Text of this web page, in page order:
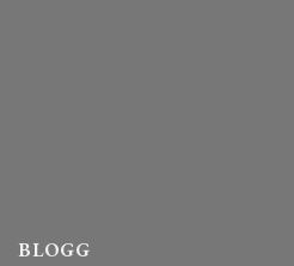
BLOGG